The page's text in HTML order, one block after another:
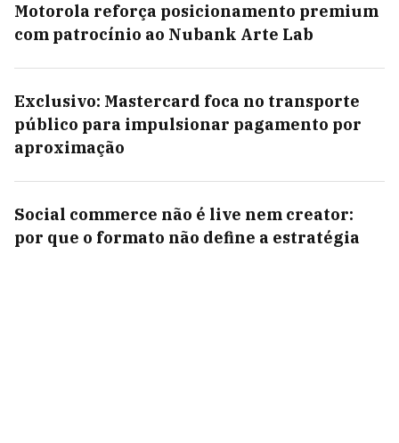
Motorola reforça posicionamento premium
com patrocínio ao Nubank Arte Lab
Exclusivo: Mastercard foca no transporte
público para impulsionar pagamento por
aproximação
Social commerce não é live nem creator:
por que o formato não define a estratégia